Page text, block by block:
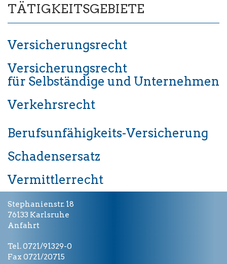
TÄTIGKEITSGEBIETE
Versicherungsrecht
Versicherungsrecht
für Selbständige und Unternehmen
Verkehrsrecht
Berufsunfähigkeits-Versicherung
Schadensersatz
Vermittlerrecht
Stephanienstr. 18
76133 Karlsruhe
Anfahrt
Tel. 0721/91329-0
Fax 0721/20715